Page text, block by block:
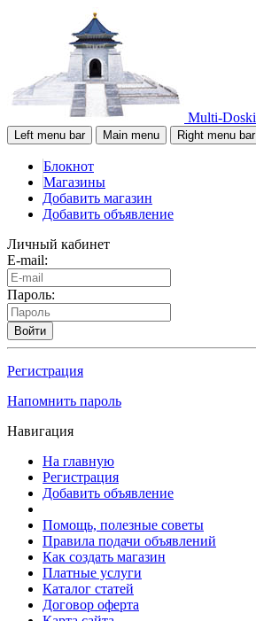
Multi-Doski
Left menu bar Main menu Right menu bar
Блокнот
Магазины
Добавить магазин
Добавить объявление
Личный кабинет
E-mail:
Пароль:
Войти
Регистрация
Напомнить пароль
Навигация
На главную
Регистрация
Добавить объявление
Помощь, полезные советы
Правила подачи объявлений
Как создать магазин
Платные услуги
Каталог статей
Договор оферта